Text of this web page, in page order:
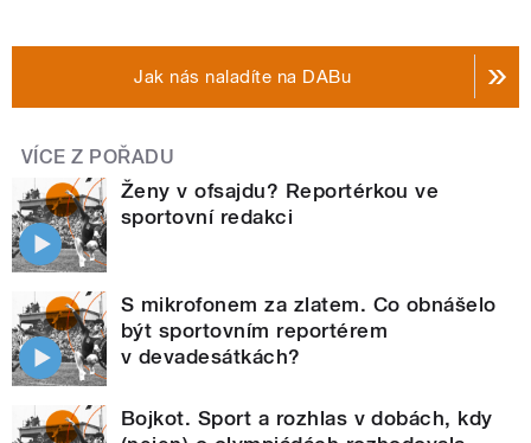
Jak nás naladíte na DABu
VÍCE Z POŘADU
Ženy v ofsajdu? Reportérkou ve
sportovní redakci
S mikrofonem za zlatem. Co obnášelo
být sportovním reportérem
v devadesátkách?
Bojkot. Sport a rozhlas v dobách, kdy